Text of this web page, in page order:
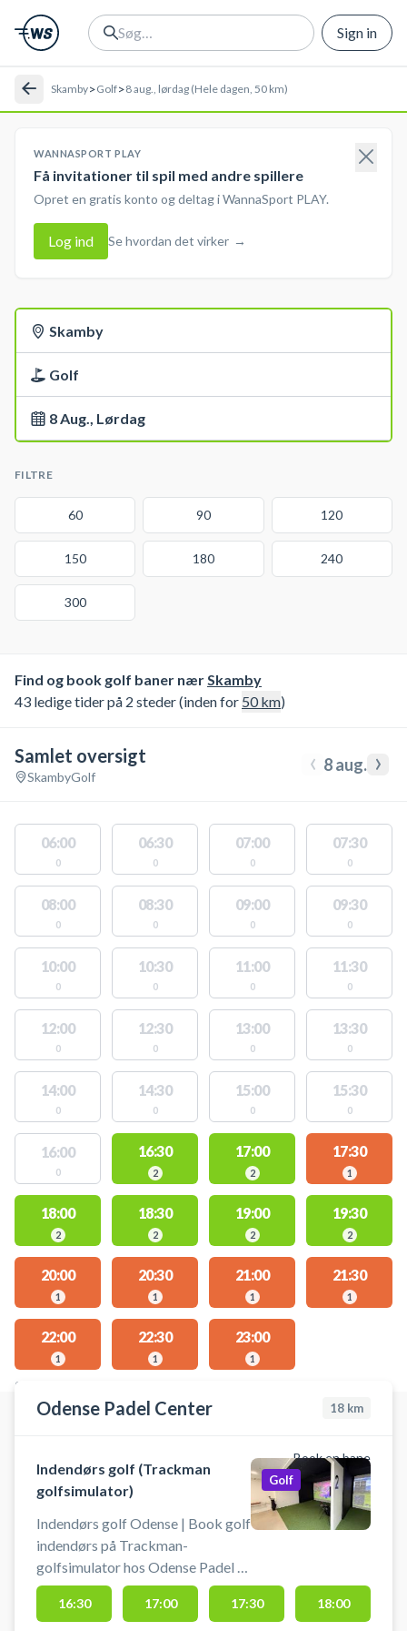
Sign in
Skamby>Golf>8 aug., lørdag (Hele dagen, 50 km)
WANNASPORT PLAY
Få invitationer til spil med andre spillere
Opret en gratis konto og deltag i WannaSport PLAY.
Log ind Se hvordan det virker →
Skamby
Golf
8 Aug., Lørdag
FILTRE
60 90 120
150 180 240
300
Find og book golf baner nærSkamby
43 ledige tider på 2 steder (inden for 50km)
Samlet oversigt
SkambyGolf ‹ 8 aug. ›
06:00
0
06:30
0
07:00
0
07:30
0
08:00
0
08:30
0
09:00
0
09:30
0
10:00
0
10:30
0
11:00
0
11:30
0
12:00
0
12:30
0
13:00
0
13:30
0
14:00
0
14:30
0
15:00
0
15:30
0
16:00
0
16:30
2
17:00
2
17:30
1
18:00
2
18:30
2
19:00
2
19:30
2
20:00
1
20:30
1
21:00
1
21:30
1
22:00
1
22:30
1
23:00
1
STEDER MED LEDIGE AKTIVITETER
Odense Padel Center 18 km
Book en bane
Indendørs golf (Trackman
golfsimulator)
Indendørs golf Odense | Book golf
indendørs på Trackman-
golfsimulator hos Odense Padel &
Simgolf Center i Odense.
Realistisk golfoplevelse med
Golf
16:30 17:00 17:30 18:00